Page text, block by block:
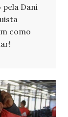
Dani
como